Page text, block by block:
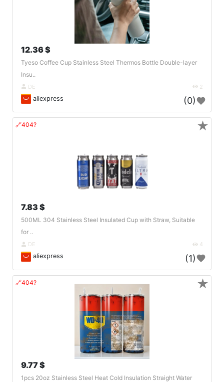
12.36 $
Tyeso Coffee Cup Stainless Steel Thermos Bottle Double-layer
Insu..
DE 2
aliexpress (0)
🔗404?
7.83 $
500ML 304 Stainless Steel Insulated Cup with Straw, Suitable
for ..
DE 4
aliexpress (1)
★
🔗404?
9.77 $
1pcs 20oz Stainless Steel Heat Cold Insulation Straight Water
★